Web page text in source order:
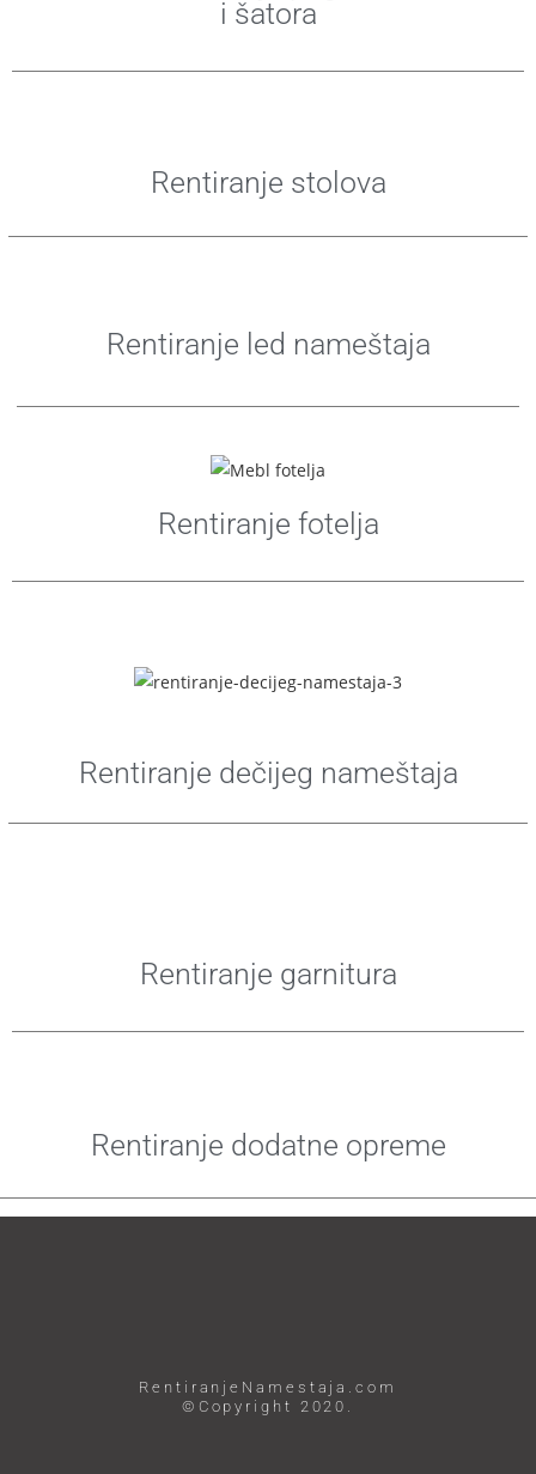
i šatora
Rentiranje stolova
Rentiranje led nameštaja
Rentiranje fotelja
Rentiranje dečijeg nameštaja
Rentiranje garnitura
Rentiranje dodatne opreme
RentiranjeNamestaja.com
©Copyright 2020.